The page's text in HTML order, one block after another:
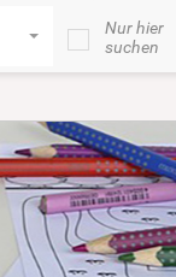
Nur hier
suchen